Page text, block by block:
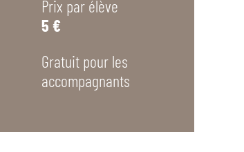
Prix par élève
5 €
Gratuit pour les
accompagnants